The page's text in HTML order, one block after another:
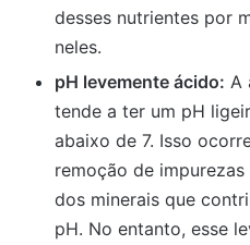
desses nutrientes por
neles.
pH levemente ácido: A
tende a ter um pH
abaixo de 7. Isso
remoção de
dos minerais que
pH. No entanto, esse